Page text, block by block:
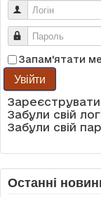
Логін
Пароль
Запам'ятати
Увійти
Забули свій
Забули свій
Останні